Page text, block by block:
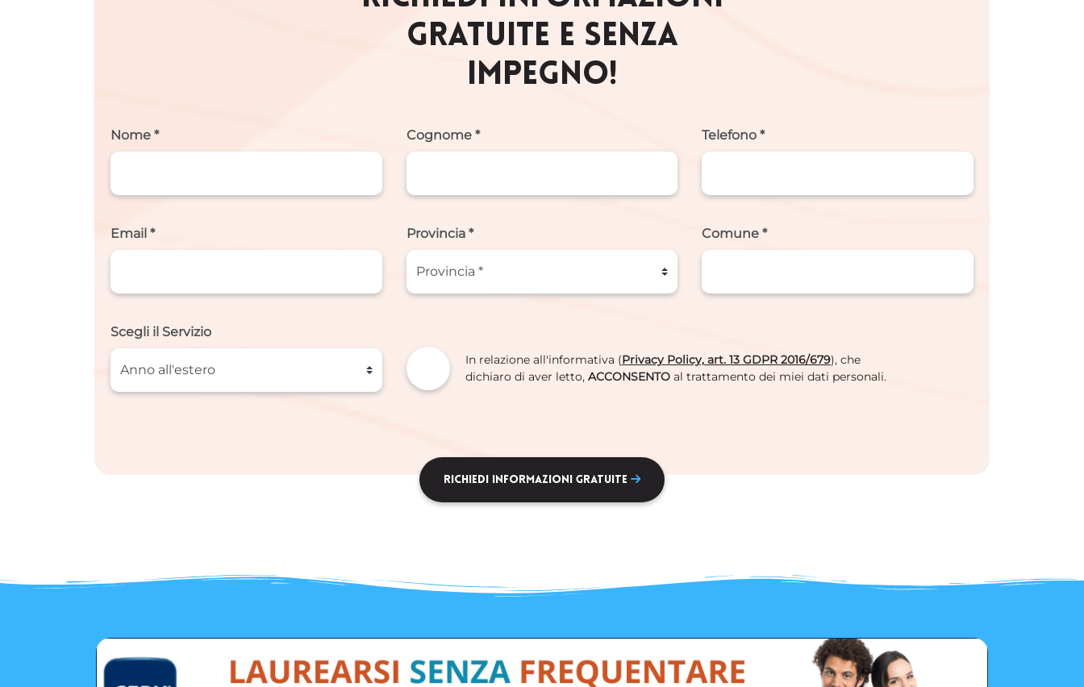
GRATUITE E SENZA
IMPEGNO!
Nome * Cognome * Telefono *
Email * Provincia * Comune *
Scegli il Servizio
In relazione all'informativa (Privacy Policy, art. 13 GDPR 2016/679), che
dichiaro di aver letto, ACCONSENTOal trattamento dei miei dati personali.
Richiedi informazioni gratuite